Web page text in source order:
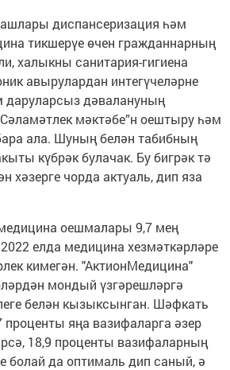
диспансеризация һәм
тикшерүе өчен гражданнарның
халыкны санитария-гигиена
авырулардан интегүчеләрне
даруларсыз дәвалануның
мәктәбе”н оештыру һәм
ала. Шуның белән табибның
күбрәк булачак. Бу бигрәк тә
хәзерге чорда актуаль, дип яза
оешмалары 9,7 мең
елда медицина хезмәткәрләре
кимегән. "АктионМедицина"
мондый үзгәрешләргә
белән кызыксынган. Шәфкать
яңа вазифаларга әзер
18,9 проценты вазифаларның
болай да оптималь дип саный, ә